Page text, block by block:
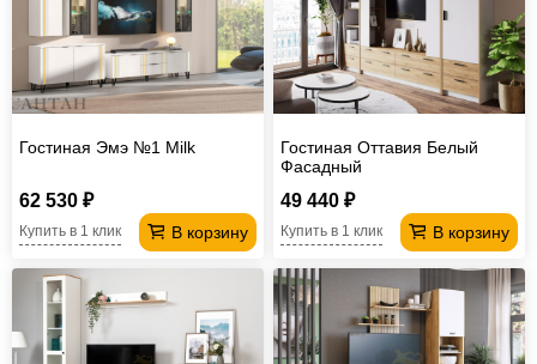
Гостиная Эмэ №1 Milk
62 530 ₽
В корзину
Купить в 1 клик
Гостиная Оттавия Белый
Фасадный
49 440 ₽
В корзину
Купить в 1 клик